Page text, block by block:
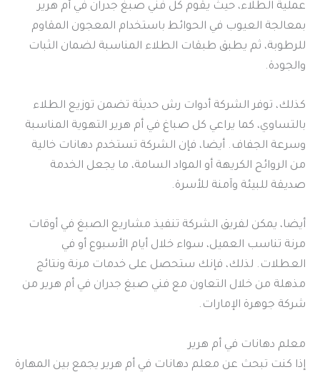
عملية الطلاء، حيث يقوم كل فني صبغ جدران في أم هرير
بمعالجة العيوب في الحوائط باستخدام المعجون المقاوم
للرطوبة، ثم يطبق طبقات الطلاء المناسبة لضمان الثبات
والجودة.
كذلك، توفر الشركة أدوات رش حديثة تضمن توزيع الطلاء
بالتساوي، كما يراعي كل صباغ في أم هرير التهوية المناسبة
وسرعة الجفاف. أيضا، فإن الشركة تستخدم دهانات خالية
من الروائح الكريهة أو المواد السامة، ما يجعل الخدمة
صديقة للبيئة وآمنة للأسرة.
أيضا، يمكن لفريق الشركة تنفيذ مشاريع الصبغ في أوقات
مرنة تناسب العميل، سواء خلال أيام الأسبوع أو في
العطلات. لذلك، فإنك ستحصل على خدمات مرنة ونتائج
مذهلة من خلال التعاون مع فني صبغ جدران في أم هرير من
شركة جوهرة الإمارات.
معلم دهانات في أم هرير
إذا كنت تبحث عن معلم دهانات في أم هرير يجمع بين المهارة